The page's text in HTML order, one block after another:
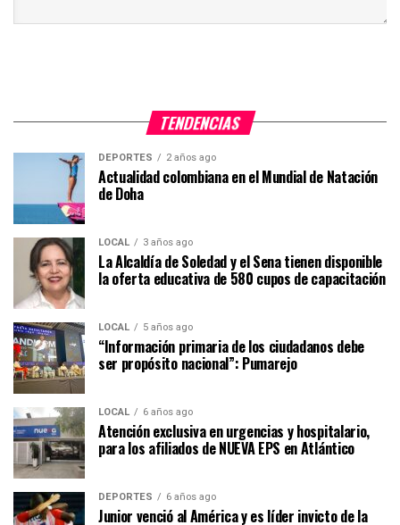
TENDENCIAS
DEPORTES 2 años ago
Actualidad colombiana en el Mundial de Natación
de Doha
LOCAL 3 años ago
La Alcaldía de Soledad y el Sena tienen disponible
la oferta educativa de 580 cupos de capacitación
LOCAL 5 años ago
“Información primaria de los ciudadanos debe
ser propósito nacional”: Pumarejo
LOCAL 6 años ago
Atención exclusiva en urgencias y hospitalario,
para los afiliados de NUEVA EPS en Atlántico
DEPORTES 6 años ago
Junior venció al América y es líder invicto de la